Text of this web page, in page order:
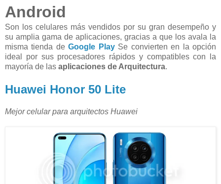
Android
Son los celulares más vendidos por su gran desempeño y
su amplia gama de aplicaciones, gracias a que los avala la
misma tienda deGoogle Play Se convierten en la opción
ideal por sus procesadores rápidos y compatibles con la
mayoría de las aplicaciones de Arquitectura.
Huawei Honor 50 Lite
Mejor celular para arquitectos Huawei